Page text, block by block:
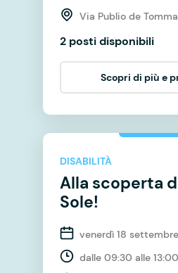
Via Publio de
2 posti disponibili
Scopri di più e
DISABILITÀ
Alla scoperta
Sole!
venerdì 18
dalle 09:30 alle 13:00